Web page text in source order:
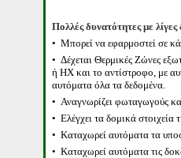
Πολλές δυνατότητες με λίγες
• Μπορεί να εφαρμοστεί σε
• Δέχεται Θερμικές Ζώνες
ή ΗΧ και το αντίστροφο, με
αυτόματα όλα τα δεδομένα.
• Αναγνωρίζει φωταγωγούς
• Ελέγχει τα δομικά
• Καταχωρεί αυτόματα τα
• Καταχωρεί αυτόματα τις